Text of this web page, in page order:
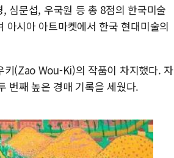
심문섭, 우국원 등 총 8점의 한국미술
시아 아트마켓에서 한국 현대미술의
키(Zao Wou-Ki)의 작품이 차지했다. 자
번째 높은 경매 기록을 세웠다.